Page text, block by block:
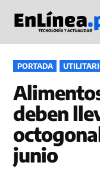
contenido
PUBLICADO
EN
PORTADA
deben
junio